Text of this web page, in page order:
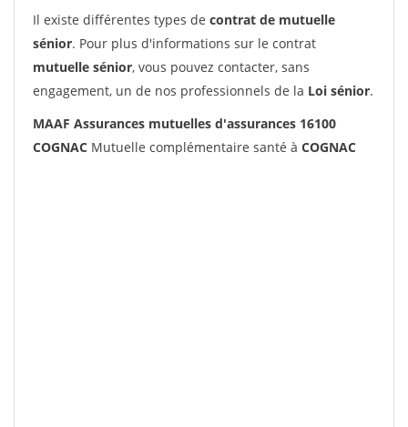
Il existe différentes types de contrat de mutuelle
sénior. Pour plus d'informations sur le contrat
mutuelle sénior, vous pouvez contacter, sans
engagement, un de nos professionnels de la Loi sénior.
MAAF Assurances mutuelles d'assurances 16100
COGNAC Mutuelle complémentaire santé à COGNAC